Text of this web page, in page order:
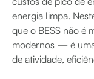
energia limpa.
que o BESS não é
modernos — é
de atividade,